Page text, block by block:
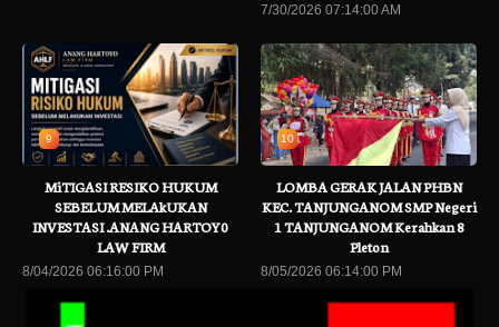
7/30/2026 07:14:00 AM
9
MiTIGASI RESIKO HUKUM
SEBELUM MELAkUKAN
INVESTASI .ANANG HARTOY0
LAW FIRM
8/04/2026 06:16:00 PM
10
LOMBA GERAK JALAN PHBN
KEC. TANJUNGANOM SMP Negeri
1 TANJUNGANOM Kerahkan 8
Pleton
8/05/2026 06:14:00 PM